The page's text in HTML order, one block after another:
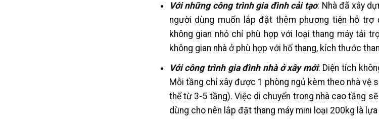
Với những công trình gia đình cải tạo: Nhà đã xây
người dùng muốn lắp đặt thêm phương tiện hỗ trợ
không gian nhỏ chỉ phù hợp với loại thang máy tải
không gian nhà ở phù hợp với hố thang, kích thước
Với công trình gia đình nhà ở xây mới: Diện tích
Mỗi tầng chỉ xây được 1 phòng ngủ kèm theo nhà vệ
thể từ 3-5 tầng). Việc di chuyển trong nhà cao tầng
dùng cho nên lắp đặt thang máy mini loại 200kg là